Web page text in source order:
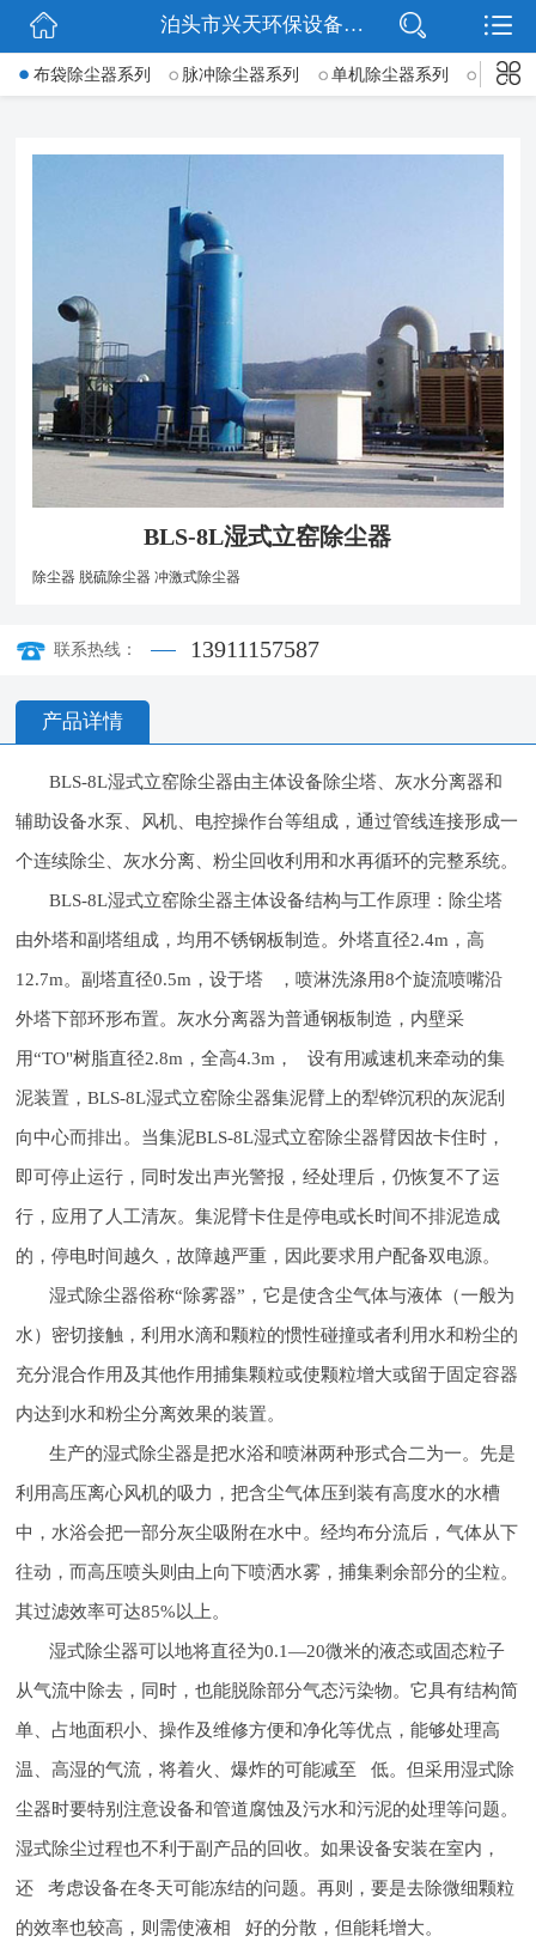
网站首页
新闻动态
联系我们
泊头市兴天环保设备有限公司
布袋除尘器系列 脉冲除尘器系列 单机除尘器系列 锅炉
BLS-8L湿式立窑除尘器
除尘器 脱硫除尘器冲激式除尘器
联系热线： 13911157587
产品详情
BLS-8L湿式立窑除尘器由主体设备除尘塔、灰水分离器和
辅助设备水泵、风机、电控操作台等组成，通过管线连接形成一
个连续除尘、灰水分离、粉尘回收利用和水再循环的完整系统。
BLS-8L湿式立窑除尘器主体设备结构与工作原理：除尘塔
由外塔和副塔组成，均用不锈钢板制造。外塔直径2.4m，高
12.7m。副塔直径0.5m，设于塔 ，喷淋洗涤用8个旋流喷嘴沿
外塔下部环形布置。灰水分离器为普通钢板制造，内壁采
用“TO"树脂直径2.8m，全高4.3m， 设有用减速机来牵动的集
泥装置，BLS-8L湿式立窑除尘器集泥臂上的犁铧沉积的灰泥刮
向中心而排出。当集泥BLS-8L湿式立窑除尘器臂因故卡住时，
即可停止运行，同时发出声光警报，经处理后，仍恢复不了运
行，应用了人工清灰。集泥臂卡住是停电或长时间不排泥造成
的，停电时间越久，故障越严重，因此要求用户配备双电源。
湿式除尘器俗称“除雾器”，它是使含尘气体与液体（一般为
水）密切接触，利用水滴和颗粒的惯性碰撞或者利用水和粉尘的
充分混合作用及其他作用捕集颗粒或使颗粒增大或留于固定容器
内达到水和粉尘分离效果的装置。
生产的湿式除尘器是把水浴和喷淋两种形式合二为一。先是
利用高压离心风机的吸力，把含尘气体压到装有高度水的水槽
中，水浴会把一部分灰尘吸附在水中。经均布分流后，气体从下
往动，而高压喷头则由上向下喷洒水雾，捕集剩余部分的尘粒。
其过滤效率可达85%以上。
湿式除尘器可以地将直径为0.1—20微米的液态或固态粒子
从气流中除去，同时，也能脱除部分气态污染物。它具有结构简
单、占地面积小、操作及维修方便和净化等优点，能够处理高
温、高湿的气流，将着火、爆炸的可能减至 低。但采用湿式除
尘器时要特别注意设备和管道腐蚀及污水和污泥的处理等问题。
湿式除尘过程也不利于副产品的回收。如果设备安装在室内，
还 考虑设备在冬天可能冻结的问题。再则，要是去除微细颗粒
的效率也较高，则需使液相 好的分散，但能耗增大。